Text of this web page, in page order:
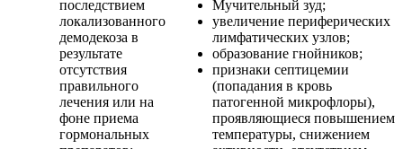
последствием
локализованного
демодекоза в
результате
отсутствия
правильного
лечения или на
фоне приема
гормональных
Мучительный зуд;
увеличение периферических
лимфатических узлов;
образование гнойников;
признаки септицемии
(попадания в кровь
патогенной микрофлоры),
проявляющиеся повышением
температуры, снижением